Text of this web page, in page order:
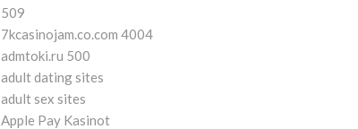
509
7kcasinojam.co.com 4004
admtoki.ru 500
adult dating sites
adult sex sites
Apple Pay Kasinot